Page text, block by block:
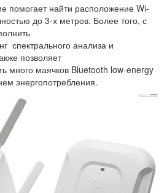
помогает найти расположение Wi-
до 3-х метров. Более того, с
спектрального анализа и
позволяет
много маячков Bluetooth low-energy
энергопотребления.